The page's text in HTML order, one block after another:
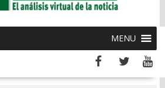
MENU